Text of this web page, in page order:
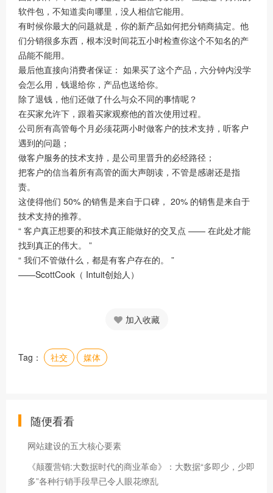
软件包，不知道卖向哪里，没人相信它能用。
有时候你最大的问题就是，你的新产品如何把分销商搞定。他
们分销很多东西，根本没时间花五小时检查你这个不知名的产
品能不能用。
最后他直接向消费者保证： 如果买了这个产品，六分钟内没学
会怎么用，钱退给你，产品也送给你。
除了退钱，他们还做了什么与众不同的事情呢？
在买家允许下，跟着买家观察他的首次使用过程。
公司所有高管每个月必须花两小时做客户的技术支持，听客户
遇到的问题；
做客户服务的技术支持，是公司里晋升的必经路径；
把客户的信当着所有高管的面大声朗读，不管是感谢还是指
责。
这使得他们 50% 的销售是来自于口碑， 20% 的销售是来自于
技术支持的推荐。
“ 客户真正想要的和技术真正能做好的交叉点 —— 在此处才能
找到真正的伟大。 ”
“ 我们不管做什么，都是有客户存在的。 ”
——ScottCook（ Intuit创始人）
加入收藏
Tag： 社交 媒体
随便看看
网站建设的五大核心要素
《颠覆营销:大数据时代的商业革命》：大数据“多即少，少即
多”各种行销手段早已令人眼花缭乱